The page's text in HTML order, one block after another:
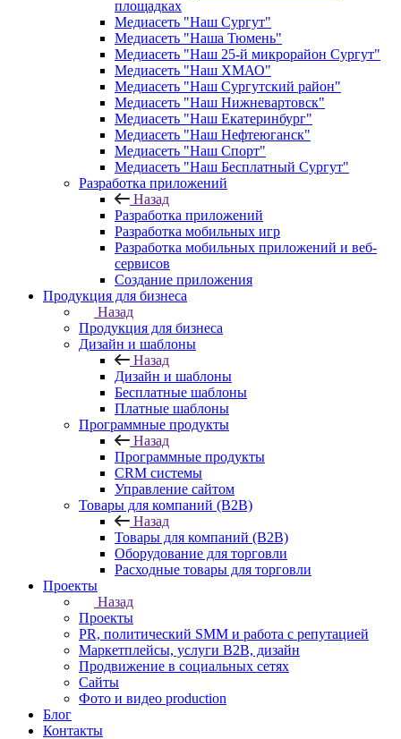
площадках
Медиасеть "Наш Сургут"
Медиасеть "Наша Тюмень"
Медиасеть "Наш 25-й микрорайон Сургут"
Медиасеть "Наш ХМАО"
Медиасеть "Наш Сургутский район"
Медиасеть "Наш Нижневартовск"
Медиасеть "Наш Екатеринбург"
Медиасеть "Наш Нефтеюганск"
Медиасеть "Наш Спорт"
Медиасеть "Наш Бесплатный Сургут"
Разработка приложений
Назад
Разработка приложений
Разработка мобильных игр
Разработка мобильных приложений и веб-
сервисов
Создание приложения
Продукция для бизнеса
Назад
Продукция для бизнеса
Дизайн и шаблоны
Назад
Дизайн и шаблоны
Бесплатные шаблоны
Платные шаблоны
Программные продукты
Назад
Программные продукты
CRM системы
Управление сайтом
Товары для компаний (B2B)
Назад
Товары для компаний (B2B)
Оборудование для торговли
Расходные товары для торговли
Проекты
Назад
Проекты
PR, политический SMM и работа с репутацией
Маркетплейсы, услуги B2B, дизайн
Продвижение в социальных сетях
Сайты
Фото и видео production
Блог
Контакты